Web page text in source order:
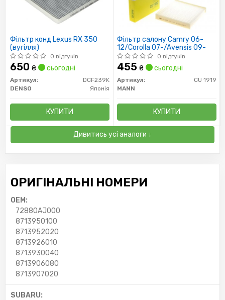
Фільтр конд Lexus RX 350
(вугілля)
0 відгуків
650 ₴ сьогодні
Артикул:
DCF239K
DENSO
Японія
КУПИТИ
Фільтр салону Camry 06-
12/Corolla 07-/Avensis 09-
0 відгуків
455 ₴ сьогодні
Артикул:
CU 1919
MANN
КУПИТИ
Дивитись усі аналоги ↓
ОРИГІНАЛЬНІ НОМЕРИ
OEM:
72880AJ000
8713950100
8713952020
8713926010
8713930040
8713906080
8713907020
SUBARU: